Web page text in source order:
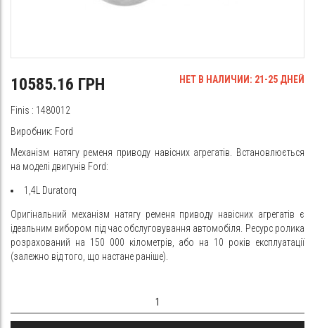
10585.16 ГРН НЕТ В НАЛИЧИИ: 21-25 ДНЕЙ
Finis : 1480012
Виробник: Ford
Механізм натягу ременя приводу навісних агрегатів. Встановлюється
на моделі двигунів Ford:
1,4L Duratorq
Оригінальний механізм натягу ременя приводу навісних агрегатів є
ідеальним вибором під час обслуговування автомобіля. Ресурс ролика
розрахований на 150 000 кілометрів, або на 10 років експлуатації
(залежно від того, що настане раніше).